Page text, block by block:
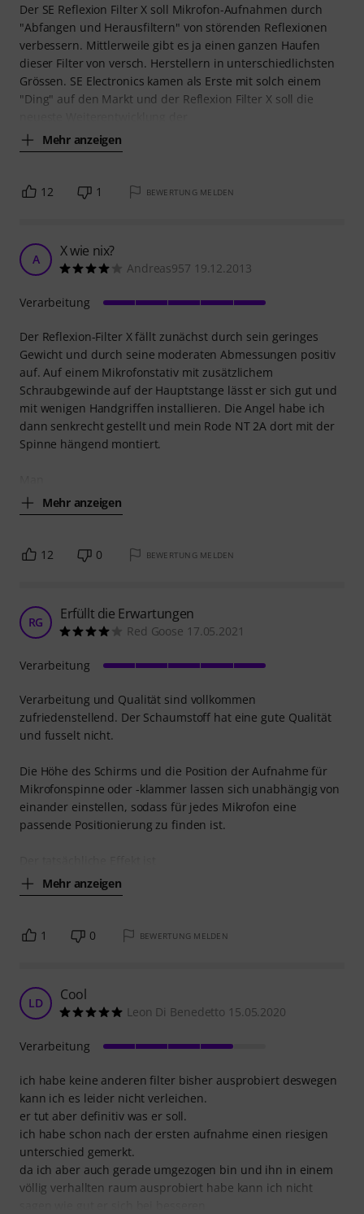
Der SE Reflexion Filter X soll Mikrofon-Aufnahmen durch
"Abfangen und Herausfiltern" von störenden Reflexionen
verbessern. Mittlerweile gibt es ja einen ganzen Haufen
dieser Filter von versch. Herstellern in unterschiedlichsten
Grössen. SE Electronics kamen als Erste mit solch einem
"Ding" auf den Markt und der Reflexion Filter X soll die
Mehr anzeigen
12 1 BEWERTUNG MELDEN
A X wie nix?
Andreas957 19.12.2013
Der Reflexion-Filter X fällt zunächst durch sein geringes
Gewicht und durch seine moderaten Abmessungen positiv
auf. Auf einem Mikrofonstativ mit zusätzlichem
Schraubgewinde auf der Hauptstange lässt er sich gut und
mit wenigen Handgriffen installieren. Die Angel habe ich
dann senkrecht gestellt und mein Rode NT 2A dort mit der
Spinne hängend montiert.
Mehr anzeigen
Verarbeitung
12 0 BEWERTUNG MELDEN
RG Erfüllt die Erwartungen
Red Goose 17.05.2021
Verarbeitung und Qualität sind vollkommen
zufriedenstellend. Der Schaumstoff hat eine gute Qualität
und fusselt nicht.
Die Höhe des Schirms und die Position der Aufnahme für
Mikrofonspinne oder -klammer lassen sich unabhängig von
einander einstellen, sodass für jedes Mikrofon eine
passende Positionierung zu finden ist.
Mehr anzeigen
Verarbeitung
1 0 BEWERTUNG MELDEN
LD Cool
Leon Di Benedetto 15.05.2020
ich habe keine anderen filter bisher ausprobiert deswegen
kann ich es leider nicht verleichen.
er tut aber definitiv was er soll.
ich habe schon nach der ersten aufnahme einen riesigen
unterschied gemerkt.
da ich aber auch gerade umgezogen bin und ihn in einem
völlig verhallten raum ausprobiert habe kann ich nicht
Verarbeitung